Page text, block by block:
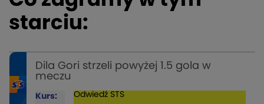
starciu:
Dila Gori strzeli powyżej 1.5 gola w
meczu
Kurs:
Odwiedź STS